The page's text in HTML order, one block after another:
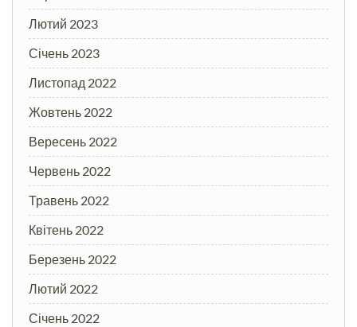
Лютий 2023
Січень 2023
Листопад 2022
Жовтень 2022
Вересень 2022
Червень 2022
Травень 2022
Квітень 2022
Березень 2022
Лютий 2022
Січень 2022